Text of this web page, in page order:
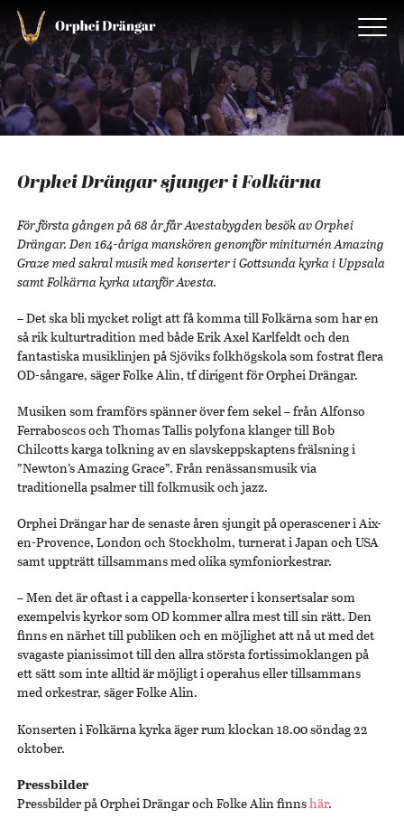
Orphei Drängar sjunger i Folkärna
För första gången på 68 år får Avestabygden besök av Orphei
Drängar. Den 164-åriga manskören genomför miniturnén Amazing
Graze med sakral musik med konserter i Gottsunda kyrka i Uppsala
samt Folkärna kyrka utanför Avesta.
– Det ska bli mycket roligt att få komma till Folkärna som har en
så rik kulturtradition med både Erik Axel Karlfeldt och den
fantastiska musiklinjen på Sjöviks folkhögskola som fostrat flera
OD-sångare, säger Folke Alin, tf dirigent för Orphei Drängar.
Musiken som framförs spänner över fem sekel – från Alfonso
Ferraboscos och Thomas Tallis polyfona klanger till Bob
Chilcotts karga tolkning av en slavskeppskaptens frälsning i
”Newton’s Amazing Grace”. Från renässansmusik via
traditionella psalmer till folkmusik och jazz.
Orphei Drängar har de senaste åren sjungit på operascener i Aix-
en-Provence, London och Stockholm, turnerat i Japan och USA
samt uppträtt tillsammans med olika symfoniorkestrar.
– Men det är oftast i a cappella-konserter i konsertsalar som
exempelvis kyrkor som OD kommer allra mest till sin rätt. Den
finns en närhet till publiken och en möjlighet att nå ut med det
svagaste pianissimot till den allra största fortissimoklangen på
ett sätt som inte alltid är möjligt i operahus eller tillsammans
med orkestrar, säger Folke Alin.
Konserten i Folkärna kyrka äger rum klockan 18.00 söndag 22
oktober.
Pressbilder
Pressbilder på Orphei Drängar och Folke Alin finnshär.